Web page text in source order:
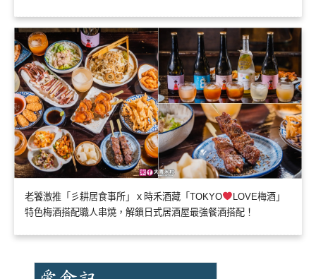
老饕激推「彡耕居食事所」ｘ時禾酒藏「TOKYO
LOVE梅酒」
特色梅酒搭配職人串燒，解鎖日式居酒屋最強餐酒搭配！